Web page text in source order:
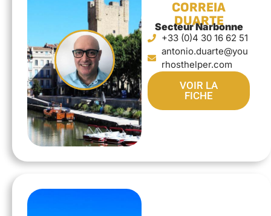
CORREIA
DUARTE
Secteur Narbonne
+33 (0)4 30 16 62 51
antonio.duarte@you
rhosthelper.com
VOIR LA
FICHE